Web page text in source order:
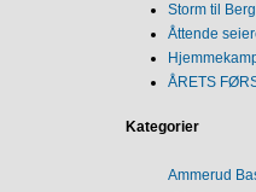
Storm til
Åttende
ÅRETS
Kategorier
Ammerud